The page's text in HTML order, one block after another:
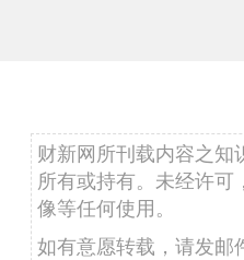
财新网所刊载内容之知
所有或持有。未经许
像等任何使用。
如有意愿转载，请发邮